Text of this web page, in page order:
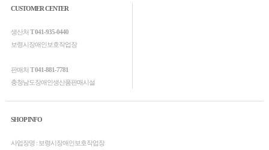
CUSTOMER CENTER
생산처 T 041-935-0440
보령시장애인보호작업장
판매처 T 041-881-7781
충청남도장애인생산품판매시설
SHOP INFO
사업장명 : 보령시장애인보호작업장